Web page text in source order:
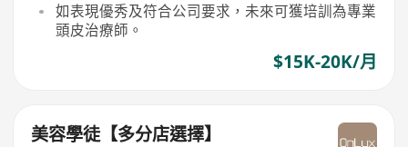
如表現優秀及符合公司要求，未來可獲培訓為專業
頭皮治療師。
$15K-20K/月
美容學徒【多分店選擇】